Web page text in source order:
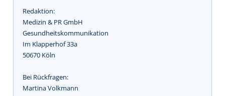
Redaktion:
Medizin & PR GmbH 
Gesundheitskommunikation
Im Klapperhof 33a
50670 Köln
Bei Rückfragen:
Martina Volkmann